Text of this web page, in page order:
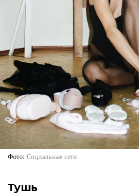
Фото Социальные сети
Тушь